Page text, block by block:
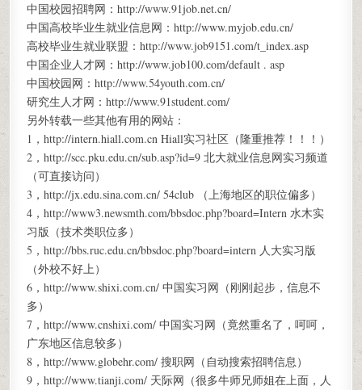
中国校园招聘网：http://www.91job.net.cn/
中国高校毕业生就业信息网：http://www.myjob.edu.cn/
高校毕业生就业联盟：http://www.job9151.com/t_index.asp
中国企业人才网：http://www.job100.com/default . asp
中国校园网：http://www.54youth.com.cn/
研究生人才网：http://www.91student.com/
另外转载一些其他有用的网站：
1，http://intern.hiall.com.cn Hiall实习社区（隆重推荐！！！）
2，http://scc.pku.edu.cn/sub.asp?id=9 北大就业信息网实习频道
（可直接访问）
3，http://jx.edu.sina.com.cn/ 54club （上海地区的职位偏多）
4，http://www3.newsmth.com/bbsdoc.php?board=Intern 水木实
习版（技术类职位多）
5，http://bbs.ruc.edu.cn/bbsdoc.php?board=intern 人大实习版
（外校不好上）
6，http://www.shixi.com.cn/ 中国实习网（刚刚起步，信息不
多）
7，http://www.cnshixi.com/ 中国实习网（竟然重名了，呵呵，
广东地区信息较多）
8，http://www.globehr.com/ 搜职网（自动搜索招聘信息）
9，http://www.tianji.com/ 天际网（很多牛师兄师姐在上面，人